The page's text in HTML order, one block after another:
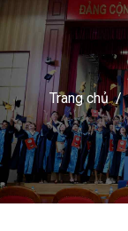
Trang chủ /